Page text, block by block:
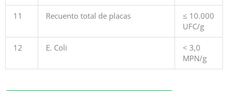
11 Recuento total de placas
≤ 10.000
UFC/g
12 E. Coli
< 3,0
MPN/g